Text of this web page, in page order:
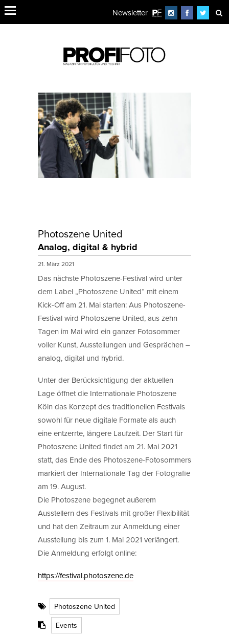
Newsletter
Photoszene United
Analog, digital & hybrid
21. März 2021
Das nächste Photoszene-Festival wird unter
dem Label „Photoszene United“ mit einem
Kick-Off am 21. Mai starten: Aus Photoszene-
Festival wird Photoszene United, aus zehn
Tagen im Mai wird ein ganzer Fotosommer
voller Kunst, Ausstellungen und Gesprächen –
analog, digital und hybrid.
Unter der Berücksichtigung der aktuellen
Lage öffnet die Internationale Photoszene
Köln das Konzept des traditionellen Festivals
sowohl für neue digitale Formate als auch
eine entzerrte, längere Laufzeit. Der Start für
Photoszene United findet am 21. Mai 2021
statt, das Ende des Photoszene-Fotosommers
markiert der Internationale Tag der Fotografie
am 19. August.
Die Photoszene begegnet außerem
Ausstellern des Festivals mit großer Flexibilität
und hat den Zeitraum zur Anmeldung einer
Ausstellung bis zum 1. Mai 2021 verlängert.
Die Anmeldung erfolgt online:
https://festival.photoszene.de
Photoszene United
Events